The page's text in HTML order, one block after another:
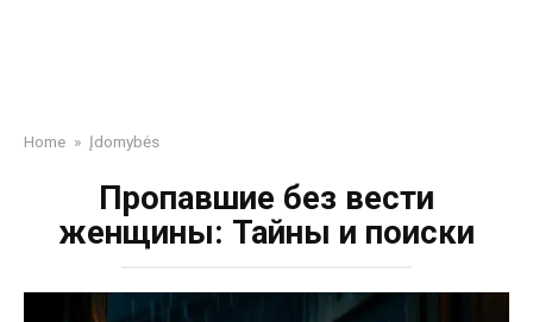
Home » Įdomybės
Пропавшие без вести
женщины: Тайны и поиски